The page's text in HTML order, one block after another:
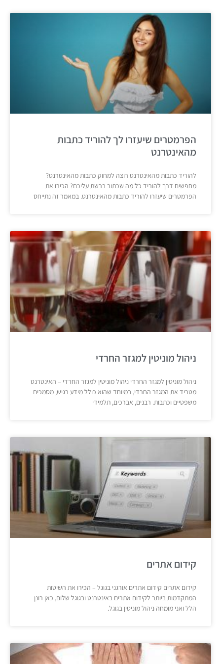
הפרמטרים שיעזרו לך להוריד כתבות
מהאינטרנט
להוריד כתבות מהאינטרנט רוצה למחוק כתבות מהאינטרנט?
מחפשים דרך להוריד כל מה שכתוב ברשת עליכם? הכירו את
הפרמטרים שיעזרו להוריד כתבות מהאינטרנט. במאמר זה נתייחס
ניהול מוניטין למגזר החרדי
ניהול מוניטין למגזר החרדי ניהול מוניטין למגזר החרדי – האינטרנט
מטריד את המגזר החרדי, במיוחד שהוא כולל מידע רגיש, מסמכים
משפטיים וכתבות. רבנים, אברכים, תלמידי
קידום אתרים
קידום אתרים קידום אתרים אורגני בגוגל – הכירו את השיטות
המתקדמות ביותר לקידום אתרים באינטרנט ובגוגל שלום, כאן רונן
הלל ואני מומחה ניהול מוניטין בגוגל.